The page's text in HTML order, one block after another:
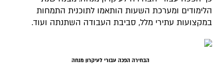
הלימודים ומערכת השעות הותאמו לתוכנית התמחות
במקצועות עתירי מלל, סביבת העבודה השתנתה ועוד.
הבחירה הפכה עבורי לעיקרון מנחה